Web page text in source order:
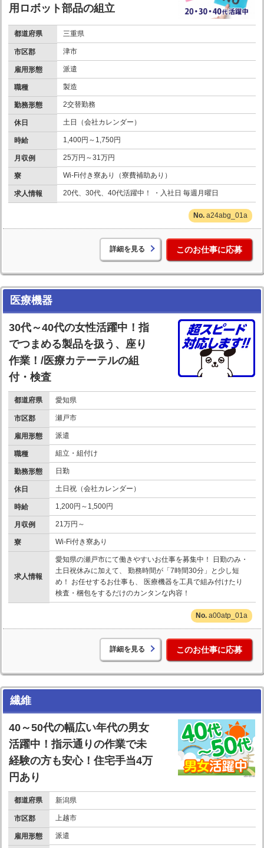
用ロボット部品の組立
都道府県 三重県
市区郡 津市
雇用形態 派遣
職種 製造
勤務形態 2交替勤務
休日 土日（会社カレンダー）
時給 1,400円～1,750円
月収例 25万円～31万円
寮 Wi-Fi付き寮あり（寮費補助あり）
求人情報 20代、30代、40代活躍中！ ・入社日 毎週月曜日
a24abg_01a
詳細を見る このお仕事に応募
医療機器
30代～40代の女性活躍中！指
でつまめる製品を扱う、座り
作業！/医療カテーテルの組
付・検査
都道府県 愛知県
市区郡 瀬戸市
雇用形態 派遣
職種 組立・組付け
勤務形態 日勤
休日 土日祝（会社カレンダー）
時給 1,200円～1,500円
月収例 21万円～
寮 Wi-Fi付き寮あり
求人情報
愛知県の瀬戸市にて働きやすいお仕事を募集中！ 日勤のみ・
土日祝休みに加えて、 勤務時間が「7時間30分」と少し短
め！ お任せするお仕事も、 医療機器を工具で組み付けたり
検査・梱包をするだけのカンタンな内容！
a00atp_01a
詳細を見る このお仕事に応募
繊維
40～50代の幅広い年代の男女
活躍中！指示通りの作業で未
経験の方も安心！住宅手当4万
円あり
都道府県 新潟県
市区郡 上越市
雇用形態 派遣